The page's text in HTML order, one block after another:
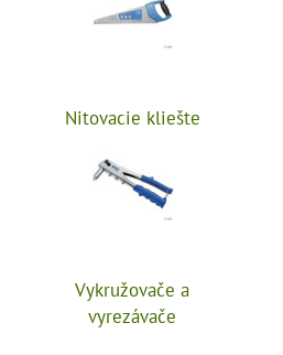
Nitovacie kliešte
Vykružovače a
vyrezávače